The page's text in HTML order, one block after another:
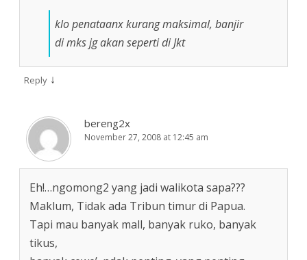
klo penataanx kurang maksimal, banjir
di mks jg akan seperti di Jkt
Reply ↓
bereng2x
November 27, 2008 at 12:45 am
Eh!…ngomong2 yang jadi walikota sapa???
Maklum, Tidak ada Tribun timur di Papua.
Tapi mau banyak mall, banyak ruko, banyak
tikus,